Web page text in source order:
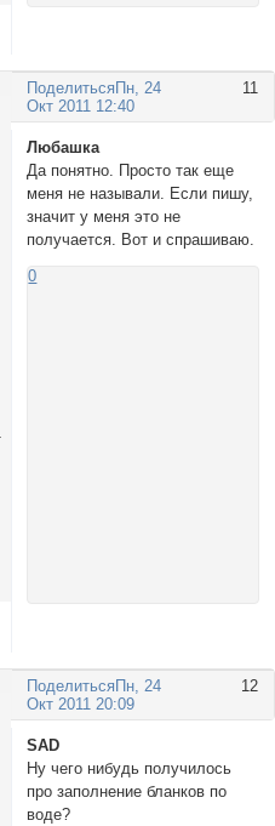
Поделиться 11
Пн, 24
Окт 2011 12:40
Любашка
Да понятно. Просто так еще
меня не называли. Если пишу,
значит у меня это не
получается. Вот и спрашиваю.
0
Поделиться 12
Пн, 24
Окт 2011 20:09
SAD
Ну чего нибудь получилось
про заполнение бланков по
воде?